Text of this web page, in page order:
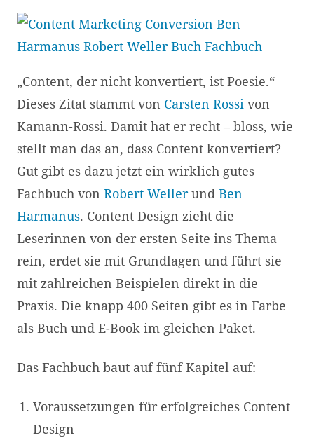
„Content, der nicht konvertiert, ist Poesie.“
Dieses Zitat stammt von Carsten Rossi von
Kamann-Rossi. Damit hat er recht – bloss, wie
stellt man das an, dass Content konvertiert?
Gut gibt es dazu jetzt ein wirklich gutes
Fachbuch von Robert Wellerund Ben
Harmanus. Content Design zieht die
Leserinnen von der ersten Seite ins Thema
rein, erdet sie mit Grundlagen und führt sie
mit zahlreichen Beispielen direkt in die
Praxis. Die knapp 400 Seiten gibt es in Farbe
als Buch und E-Book im gleichen Paket.
Das Fachbuch baut auf fünf Kapitel auf:
Voraussetzungen für erfolgreiches Content
Design